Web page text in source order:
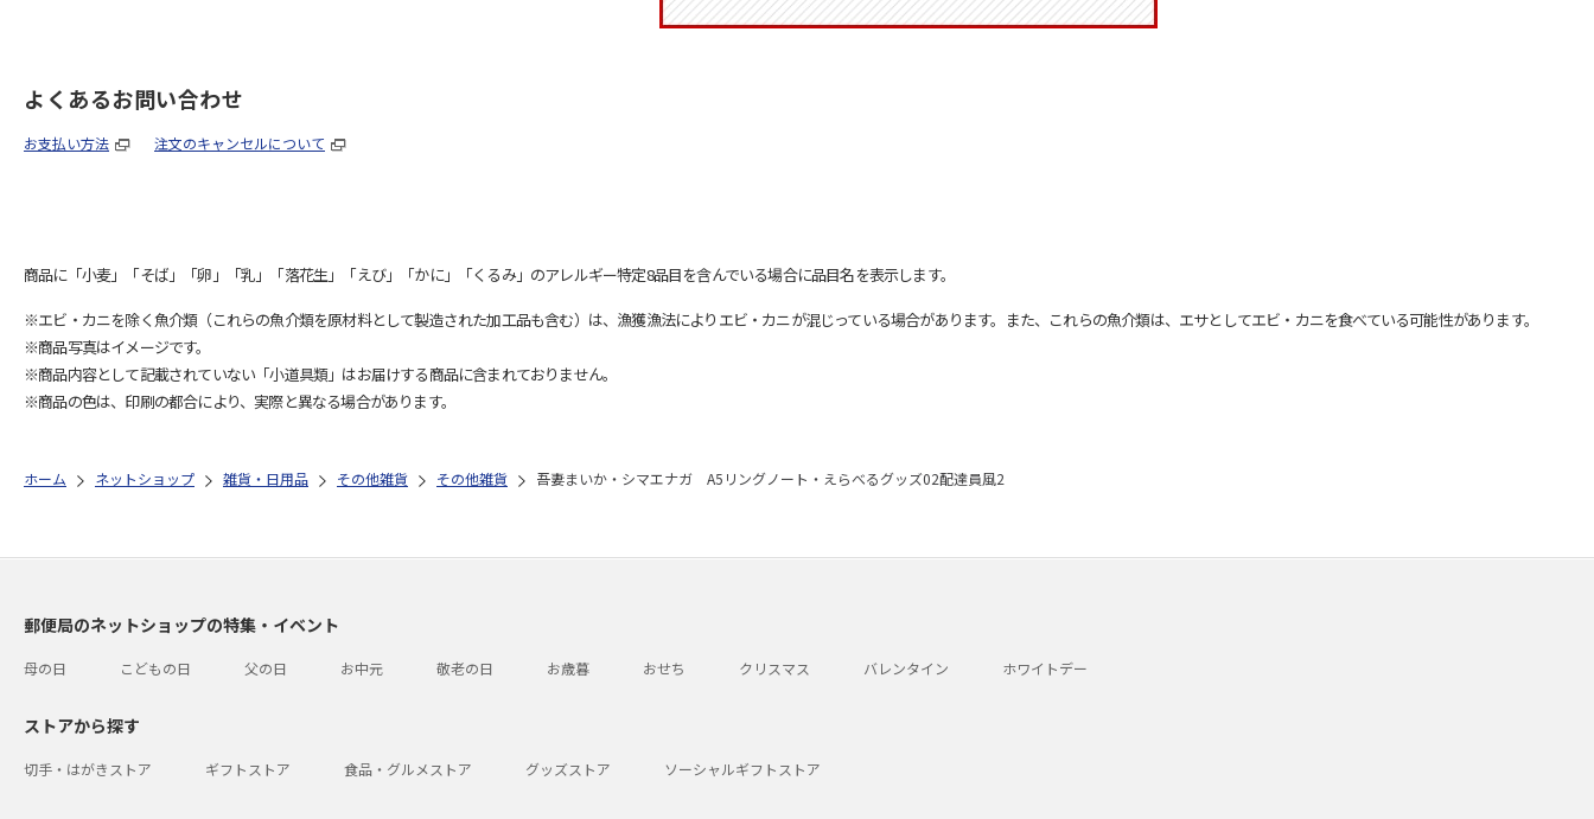
よくあるお問い合わせ
お支払い方法 注文のキャンセルについて
商品に「小麦」「そば」「卵」「乳」「落花生」「えび」「かに」「くるみ」のアレルギー特定8品目を含んでいる場合に品目名を表示します。
※エビ・カニを除く魚介類（これらの魚介類を原材料として製造された加工品も含む）は、漁獲漁法によりエビ・カニが混じっている場合があります。また、これらの魚介類は、エサとしてエビ・カニを食べている可能性があります。
※商品写真はイメージです。
※商品内容として記載されていない「小道具類」はお届けする商品に含まれておりません。
※商品の色は、印刷の都合により、実際と異なる場合があります。
ホーム ネットショップ 雑貨・日用品 その他雑貨 その他雑貨 吾妻まいか・シマエナガ A5リングノート・えらべるグッズ02配達員風2
郵便局のネットショップの特集・イベント
母の日 こどもの日 父の日 お中元 敬老の日 お歳暮 おせち クリスマス バレンタイン ホワイトデー
ストアから探す
切手・はがきストア ギフトストア 食品・グルメストア グッズストア ソーシャルギフトストア